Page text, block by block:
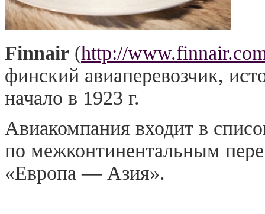
Finnair (http://
финский авиаперевозчик,
начало в 1923 г.
Авиакомпания входит в
по межконтинентальным
«Европа — Азия».